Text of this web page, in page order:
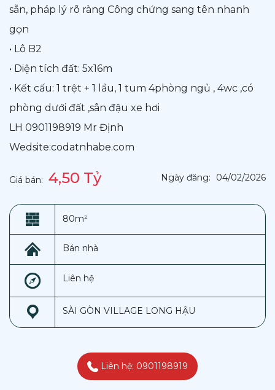
sẵn, pháp lý rõ ràng Công chứng sang tên nhanh
gọn
• Lô B2
• Diện tích đất: 5x16m
• Kết cấu: 1 trệt + 1 lầu, 1 tum 4phòng ngủ , 4wc ,có
phòng dưới đất ,sân đậu xe hơi
LH 0901198919 Mr Định
Wedsite:codatnhabe.com
Giá bán: 4,50 Tỷ Ngày đăng: 04/02/2026
80m²
Bán nhà
Liên hệ
SÀI GÒN VILLAGE LONG HẬU
Liên hệ: 0901198919